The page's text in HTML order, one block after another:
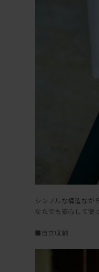
シンプルな構造なが
なたでも安心して使
■自立収納